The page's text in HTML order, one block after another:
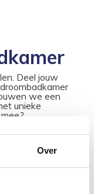
Over
Deel jouw
we een
unieke